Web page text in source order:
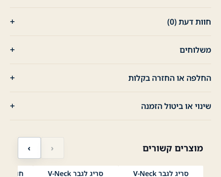
חוות דעת (0)
משלוחים
החלפה או החזרה בקלות
שינוי או ביטול הזמנה
מוצרים קשורים ‹ ›
סריג לגבר V-Neck סריג לגבר V-Neck חולצת